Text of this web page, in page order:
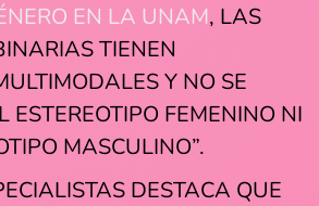
EN LA UNAM, LAS
TIENEN
Y NO SE
ESTEREOTIPO FEMENINO NI
MASCULINO”.
DESTACA QUE